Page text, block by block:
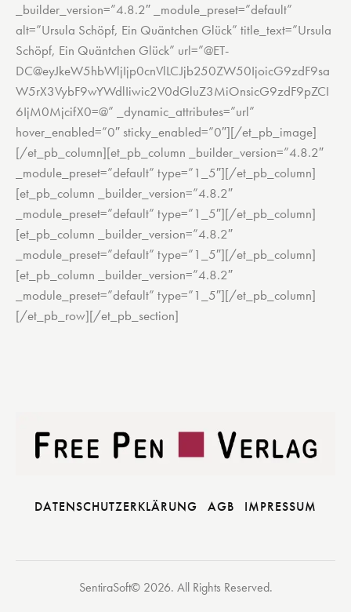
_builder_version=”4.8.2″ _module_preset=”default”
alt=”Ursula Schöpf, Ein Quäntchen Glück” title_text=”Ursula
Schöpf, Ein Quäntchen Glück” url=”@ET-
DC@eyJkeW5hbWljIjp0cnVlLCJjb250ZW50IjoicG9zdF9sa
W5rX3VybF9wYWdlIiwic2V0dGluZ3MiOnsicG9zdF9pZCI
6IjM0MjcifX0=@” _dynamic_attributes=”url”
hover_enabled=”0″ sticky_enabled=”0″][/et_pb_image]
[/et_pb_column][et_pb_column _builder_version=”4.8.2″
_module_preset=”default” type=”1_5″][/et_pb_column]
[et_pb_column _builder_version=”4.8.2″
_module_preset=”default” type=”1_5″][/et_pb_column]
[et_pb_column _builder_version=”4.8.2″
_module_preset=”default” type=”1_5″][/et_pb_column]
[et_pb_column _builder_version=”4.8.2″
_module_preset=”default” type=”1_5″][/et_pb_column]
[/et_pb_row][/et_pb_section]
DATENSCHUTZERKLÄRUNG AGB IMPRESSUM
SentiraSoft© 2026. All Rights Reserved.